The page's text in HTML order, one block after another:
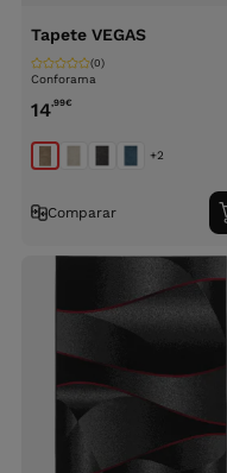
Tapete VEGAS
Conforama
(0)
14,99€
+2
Comparar